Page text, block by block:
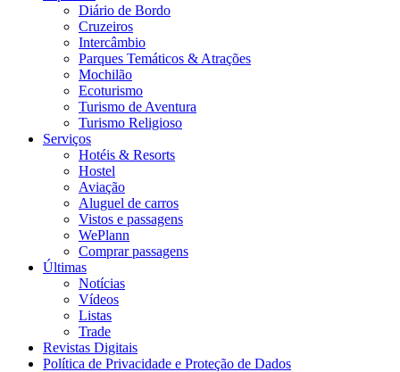
Diário de Bordo
Cruzeiros
Intercâmbio
Parques Temáticos & Atrações
Mochilão
Ecoturismo
Turismo de Aventura
Turismo Religioso
Serviços
Hotéis & Resorts
Hostel
Aviação
Aluguel de carros
Vistos e passagens
WePlann
Comprar passagens
Últimas
Notícias
Vídeos
Listas
Trade
Revistas Digitais
Política de Privacidade e Proteção de Dados